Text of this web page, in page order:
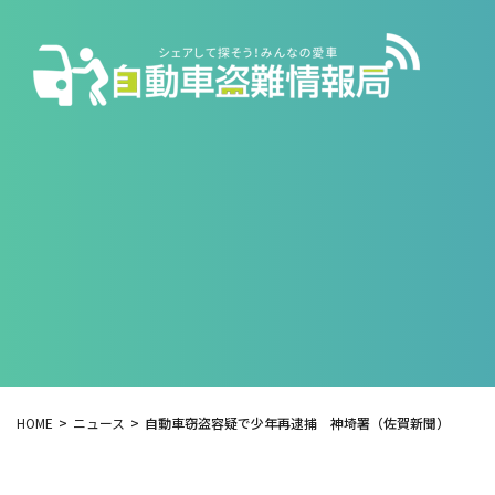
HOME ニュース 自動車窃盗容疑で少年再逮捕 神埼署（佐賀新聞）